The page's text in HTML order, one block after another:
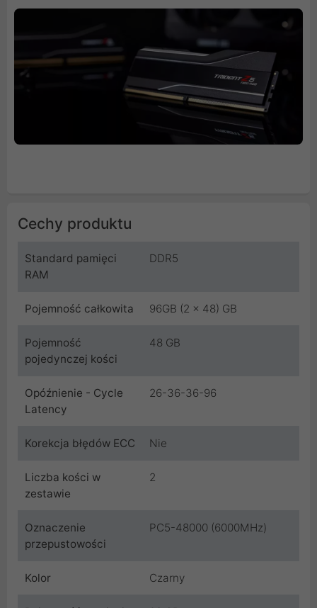
Cechy produktu
Standard pamięci
RAM
DDR5
Pojemność całkowita 96GB (2 x 48) GB
Pojemność
pojedynczej kości
48 GB
Opóźnienie - Cycle
Latency
26-36-36-96
Korekcja błędów ECC Nie
Liczba kości w
zestawie
2
Oznaczenie
przepustowości
PC5-48000 (6000MHz)
Kolor Czarny